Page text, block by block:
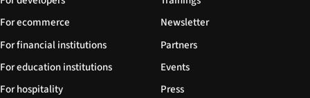
For ecommerce
For financial institutions
For education institutions
For hospitality
Newsletter
Partners
Events
Press